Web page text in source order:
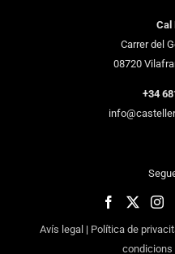
Cal
Carrer del
08720
+34
Avís legal | Política de
condicions